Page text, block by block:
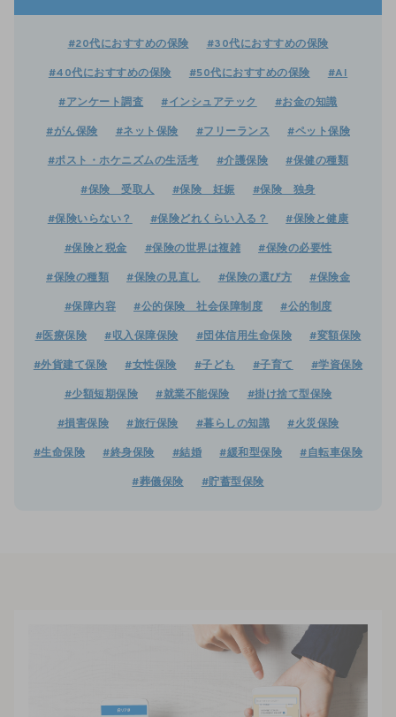
#20代におすすめの保険 #30代におすすめの保険
#40代におすすめの保険 #50代におすすめの保険 #AI
#アンケート調査 #インシュアテック #お金の知識
#がん保険 #ネット保険 #フリーランス #ペット保険
#ポスト・ホケニズムの生活考 #介護保険 #保健の種類
#保険 受取人 #保険 妊娠 #保険 独身
#保険いらない？ #保険どれくらい入る？ #保険と健康
#保険と税金 #保険の世界は複雑 #保険の必要性
#保険の種類 #保険の見直し #保険の選び方 #保険金
#保障内容 #公的保険 社会保障制度 #公的制度
#医療保険 #収入保障保険 #団体信用生命保険 #変額保険
#外貨建て保険 #女性保険 #子ども #子育て #学資保険
#少額短期保険 #就業不能保険 #掛け捨て型保険
#損害保険 #旅行保険 #暮らしの知識 #火災保険
#生命保険 #終身保険 #結婚 #緩和型保険 #自転車保険
#葬儀保険 #貯蓄型保険